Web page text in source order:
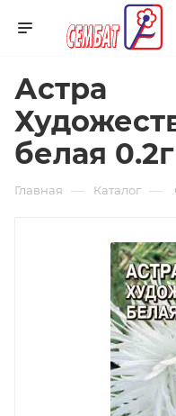
Астра
белая 0.2г
Главная — Каталог —